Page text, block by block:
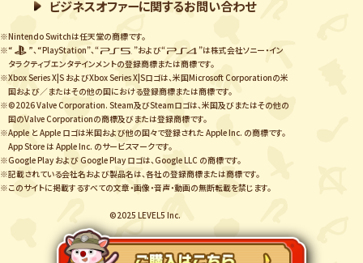
ビジネスオファーに関するお問い合わせ
※Nintendo Switchは任天堂の商標です。
※“
”、“PlayStation”、“ ”および“
”は株式会社ソニー・イン
タラクティブエンタテインメントの登録商標または商標です。
※Xbox Series X|S およびXbox Series X|Sロゴは、米国Microsoft Corporationの米
国および／またはその他の国における登録商標または商標です。
※©2026 Valve Corporation. Steam及びSteamロゴは、米国及びまたはその他の
国のValve Corporationの商標及びまたは登録商標です。
※Apple と Apple ロゴは米国および他の国々で登録された Apple Inc. の商標です。
App Store は Apple Inc. のサービスマークです。
※Google Play および Google Play ロゴは、Google LLC の商標です。
※記載されている会社名および製品名は、各社の登録商標または商標です。
※このサイトに掲載するすべての文章・画像・音声・動画の無断転載を禁じます。
©2025 LEVEL5 Inc.